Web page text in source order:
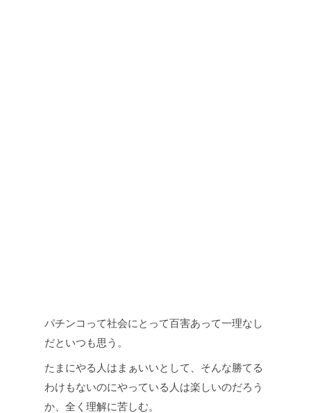
パチンコって社会にとって百害あって一理なし
だといつも思う。
たまにやる人はまぁいいとして、そんな勝てる
わけもないのにやっている人は楽しいのだろう
か、全く理解に苦しむ。